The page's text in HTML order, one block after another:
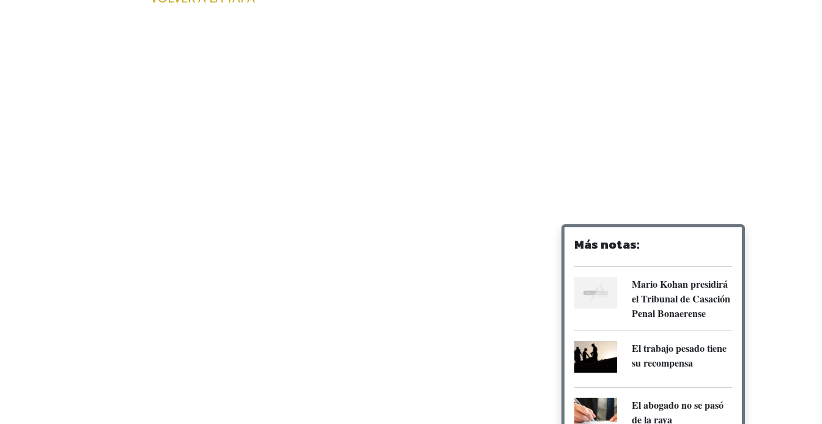
Más notas:
Mario Kohan presidirá
el Tribunal de Casación
Penal Bonaerense
El trabajo pesado tiene
su recompensa
El abogado no se pasó
de la raya